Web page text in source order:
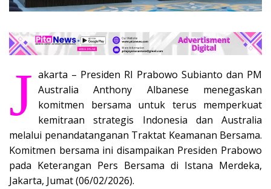
J akarta – Presiden RI Prabowo Subianto dan PM
Australia Anthony Albanese menegaskan
komitmen bersama untuk terus memperkuat
kemitraan strategis Indonesia dan Australia
melalui penandatanganan Traktat Keamanan Bersama.
Komitmen bersama ini disampaikan Presiden Prabowo
pada Keterangan Pers Bersama di Istana Merdeka,
Jakarta, Jumat (06/02/2026).